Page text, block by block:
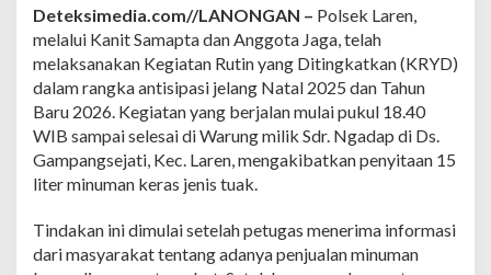
T
u
a
k
d
a
l
a
m
K
Y
D
J
Deteksimedia.com//LANONGAN – Polsek Laren,
melalui Kanit Samapta dan Anggota Jaga, telah
melaksanakan Kegiatan Rutin yang Ditingkatkan (KRYD)
dalam rangka antisipasi jelang Natal 2025 dan Tahun
Baru 2026. Kegiatan yang berjalan mulai pukul 18.40
WIB sampai selesai di Warung milik Sdr. Ngadap di Ds.
Gampangsejati, Kec. Laren, mengakibatkan penyitaan 15
liter minuman keras jenis tuak.
Tindakan ini dimulai setelah petugas menerima informasi
dari masyarakat tentang adanya penjualan minuman